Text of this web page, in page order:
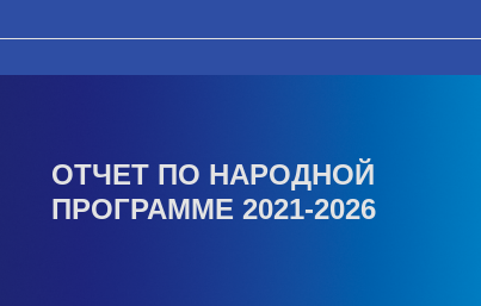
ОТЧЕТ ПО НАРОДНОЙ
ПРОГРАММЕ 2021-2026